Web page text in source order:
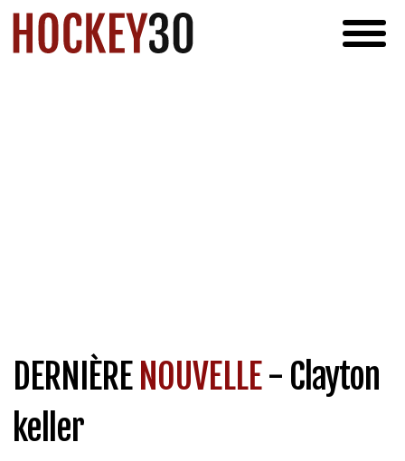
DERNIÈRENOUVELLE- Clayton
keller